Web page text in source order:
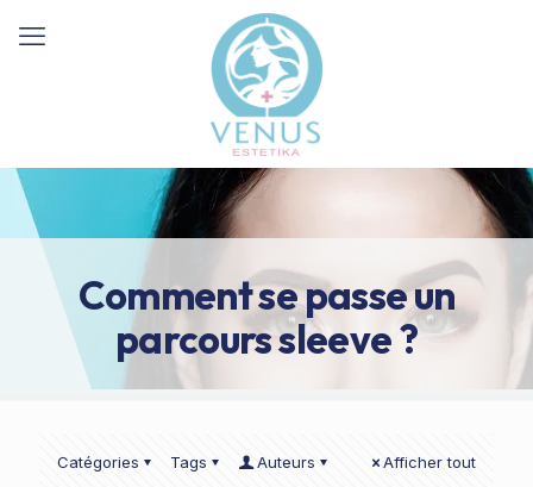
Comment se passe un
parcours sleeve ?
Catégories Tags Auteurs Afficher tout